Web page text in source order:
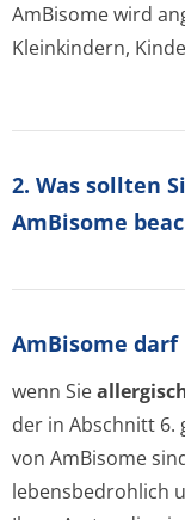
AmBisome wird
Kleinkindern,
2. Was sollten
AmBisome
AmBisome
wenn Sie
der in Abschnitt 6.
von AmBisome
lebensbedrohlich